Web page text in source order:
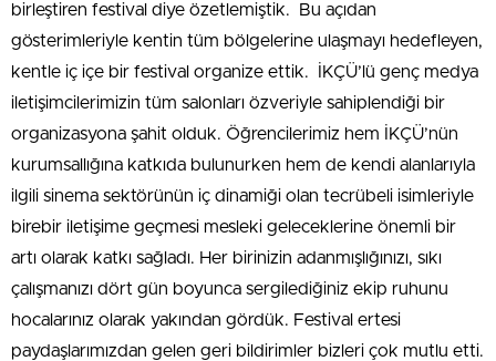
birleştiren festival diye özetlemiştik. Bu açıdan
gösterimleriyle kentin tüm bölgelerine ulaşmayı hedefleyen,
kentle iç içe bir festival organize ettik. İKÇÜ’lü genç medya
iletişimcilerimizin tüm salonları özveriyle sahiplendiği bir
organizasyona şahit olduk. Öğrencilerimiz hem İKÇÜ’nün
kurumsallığına katkıda bulunurken hem de kendi alanlarıyla
ilgili sinema sektörünün iç dinamiği olan tecrübeli isimleriyle
birebir iletişime geçmesi mesleki geleceklerine önemli bir
artı olarak katkı sağladı. Her birinizin adanmışlığınızı, sıkı
çalışmanızı dört gün boyunca sergilediğiniz ekip ruhunu
hocalarınız olarak yakından gördük. Festival ertesi
paydaşlarımızdan gelen geri bildirimler bizleri çok mutlu etti.